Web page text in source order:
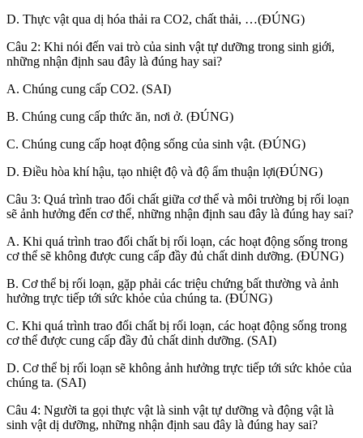
D. Thực vật qua dị hóa thải ra CO2, chất thải, …(ĐÚNG)
Câu 2: Khi nói đến vai trò của sinh vật tự dưỡng trong sinh giới,
những nhận định sau đây là đúng hay sai?
A. Chúng cung cấp CO2. (SAI)
B. Chúng cung cấp thức ăn, nơi ở. (ĐÚNG)
C. Chúng cung cấp hoạt động sống của sinh vật. (ĐÚNG)
D. Điều hòa khí hậu, tạo nhiệt độ và độ ẩm thuận lợi(ĐÚNG)
Câu 3: Quá trình trao đổi chất giữa cơ thể và môi trường bị rối loạn
sẽ ảnh hưởng đến cơ thể, những nhận định sau đây là đúng hay sai?
A. Khi quá trình trao đổi chất bị rối loạn, các hoạt động sống trong
cơ thể sẽ không được cung cấp đầy đủ chất dinh dưỡng. (ĐÚNG)
B. Cơ thể bị rối loạn, gặp phải các triệu chứng bất thường và ảnh
hưởng trực tiếp tới sức khỏe của chúng ta. (ĐÚNG)
C. Khi quá trình trao đổi chất bị rối loạn, các hoạt động sống trong
cơ thể được cung cấp đầy đủ chất dinh dưỡng. (SAI)
D. Cơ thể bị rối loạn sẽ không ảnh hưởng trực tiếp tới sức khỏe của
chúng ta. (SAI)
Câu 4: Người ta gọi thực vật là sinh vật tự dưỡng và động vật là
sinh vật dị dưỡng, những nhận định sau đây là đúng hay sai?